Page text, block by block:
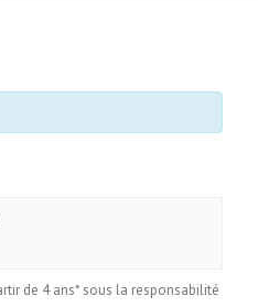
de 4 ans* sous la responsabilité